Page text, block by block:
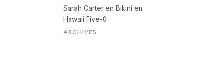
Sarah Carter en Bikini en
Hawaii Five-0
ARCHIVES